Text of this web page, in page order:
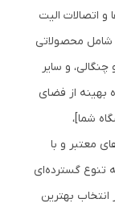
و اتصالات الیت
شامل محصولاتی
و سایر
بهینه از فضای
شما]،
معتبر و با
تنوع گسترده‌ای
بهترین